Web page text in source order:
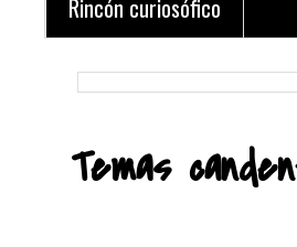
Rincón curiosófico
Temas